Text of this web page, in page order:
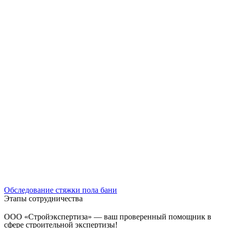
Обследование стяжки пола бани
Этапы сотрудничества
ООО «Стройэкспертиза» — ваш проверенный помощник в
сфере строительной экспертизы!